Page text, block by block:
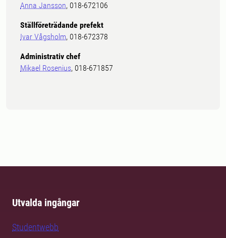
Anna Jansson, 018-672106
Ställföreträdande prefekt
Ivar Vågsholm, 018-672378
Administrativ chef
Mikael Rosenius, 018-671857
Utvalda ingångar
Studentwebb